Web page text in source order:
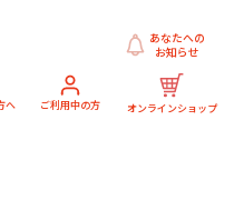
へ ご利用中の方 オンラインショップ
あなたへの
お知らせ